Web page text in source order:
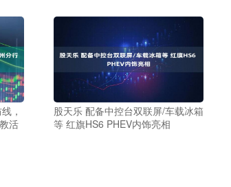
，
活
股天乐 配备中控台双联屏/车载冰箱
等 红旗HS6 PHEV内饰亮相